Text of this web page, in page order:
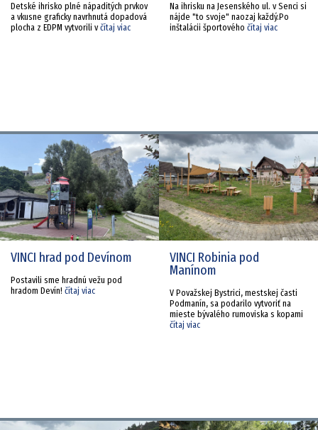
Detské ihrisko plné nápaditých prvkov
a vkusne graficky navrhnutá dopadová
plocha z EDPM vytvorili v čítaj viac
Na ihrisku na Jesenského ul. v Senci si
nájde "to svoje" naozaj každý.Po
inštalácii športového čítaj viac
VINCI hrad pod Devínom
Postavili sme hradnú vežu pod
hradom Devín! čítaj viac
VINCI Robinia pod
Manínom
V Považskej Bystrici, mestskej časti
Podmanín, sa podarilo vytvoriť na
mieste bývalého rumoviska s kopami
čítaj viac